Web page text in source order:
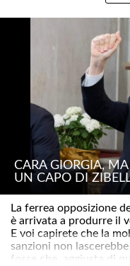
CARA GIORGIA,
UN CAPO DI
La ferrea opposizione
è arrivata a produrre il
E voi capirete che la
sanzioni non
fosse che, aggiusta di